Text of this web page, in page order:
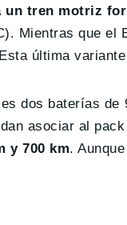
un tren motriz
Mientras que el
última
dos baterías
asociar al
y 700 km.